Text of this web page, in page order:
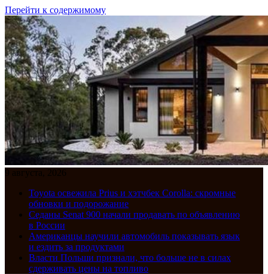
Перейти к содержимому
9 августа, 2026
Toyota освежила Prius и хэтчбек Corolla: скромные
обновки и подорожание
Седаны Senat 900 начали продавать по объявлению
в России
Американцы научили автомобиль показывать язык
и ездить за продуктами
Власти Польши признали, что больше не в силах
сдерживать цены на топливо